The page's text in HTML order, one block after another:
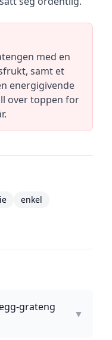
med en
samt et
energigivende
over toppen for
enkel
grateng
▼